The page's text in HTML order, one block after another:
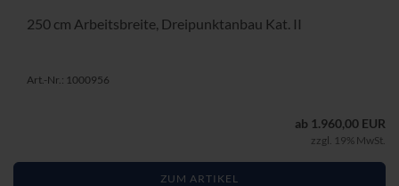
250 cm Ar­beits­brei­te, Drei­punkt­an­bau Kat. II
Art.-Nr.: 1000956
ab 1.960,00 EUR
zzgl. 19% MwSt.
ZUM ARTIKEL